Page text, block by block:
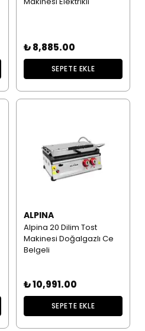
₺ 8,885.00
SEPETE EKLE
ALPINA
Alpina 20 Dilim Tost
Makinesi Doğalgazlı Ce
Belgeli
₺ 10,991.00
SEPETE EKLE